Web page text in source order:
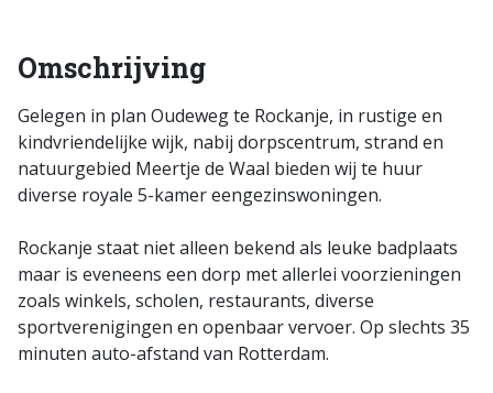
Omschrijving
Gelegen in plan Oudeweg te Rockanje, in rustige en
kindvriendelijke wijk, nabij dorpscentrum, strand en
natuurgebied Meertje de Waal bieden wij te huur
diverse royale 5-kamer eengezinswoningen.
Rockanje staat niet alleen bekend als leuke badplaats
maar is eveneens een dorp met allerlei voorzieningen
zoals winkels, scholen, restaurants, diverse
sportverenigingen en openbaar vervoer. Op slechts 35
minuten auto-afstand van Rotterdam.